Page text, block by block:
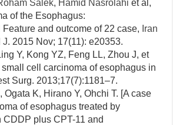
Salek, Hamid Nasrolahi et al,
of the Esophagus:
and outcome of 22 case, Iran
J. 2015 Nov; 17(11): e20353.
Y, Kong YZ, Feng LL, Zhou J, et
cell carcinoma of esophagus in
Surg. 2013;17(7):1181–7.
Ogata K, Hirano Y, Ohchi T. [A case
of esophagus treated by
plus CPT-11 and